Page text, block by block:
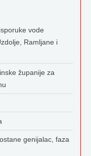
vode
Ramljane i
županije za
genijalac, faza